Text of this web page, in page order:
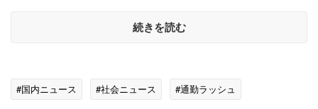
続きを読む
#国内ニュース #社会ニュース #通勤ラッシュ